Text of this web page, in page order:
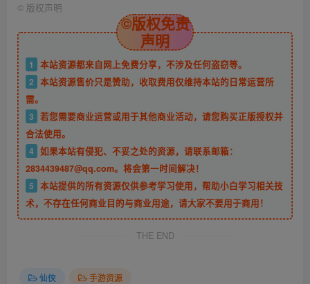
© 版权声明
©版权免责
声明
1
本站资源都来自网上免费分享，不涉及任何盗窃等。
2 本站资源售价只是赞助，收取费用仅维持本站的日常运营所
需。
3 若您需要商业运营或用于其他商业活动，请您购买正版授权并
合法使用。
4 如果本站有侵犯、不妥之处的资源，请联系邮箱：
2834439487@qq.com。将会第一时间解决！
5 本站提供的所有资源仅供参考学习使用，帮助小白学习相关技
术，不存在任何商业目的与商业用途，请大家不要用于商用！
THE END
仙侠 手游资源